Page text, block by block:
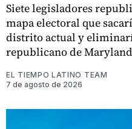
Siete legisladores
mapa electoral que
distrito actual y
republicano de
EL TIEMPO LATINO TEAM
7 de agosto de 2026